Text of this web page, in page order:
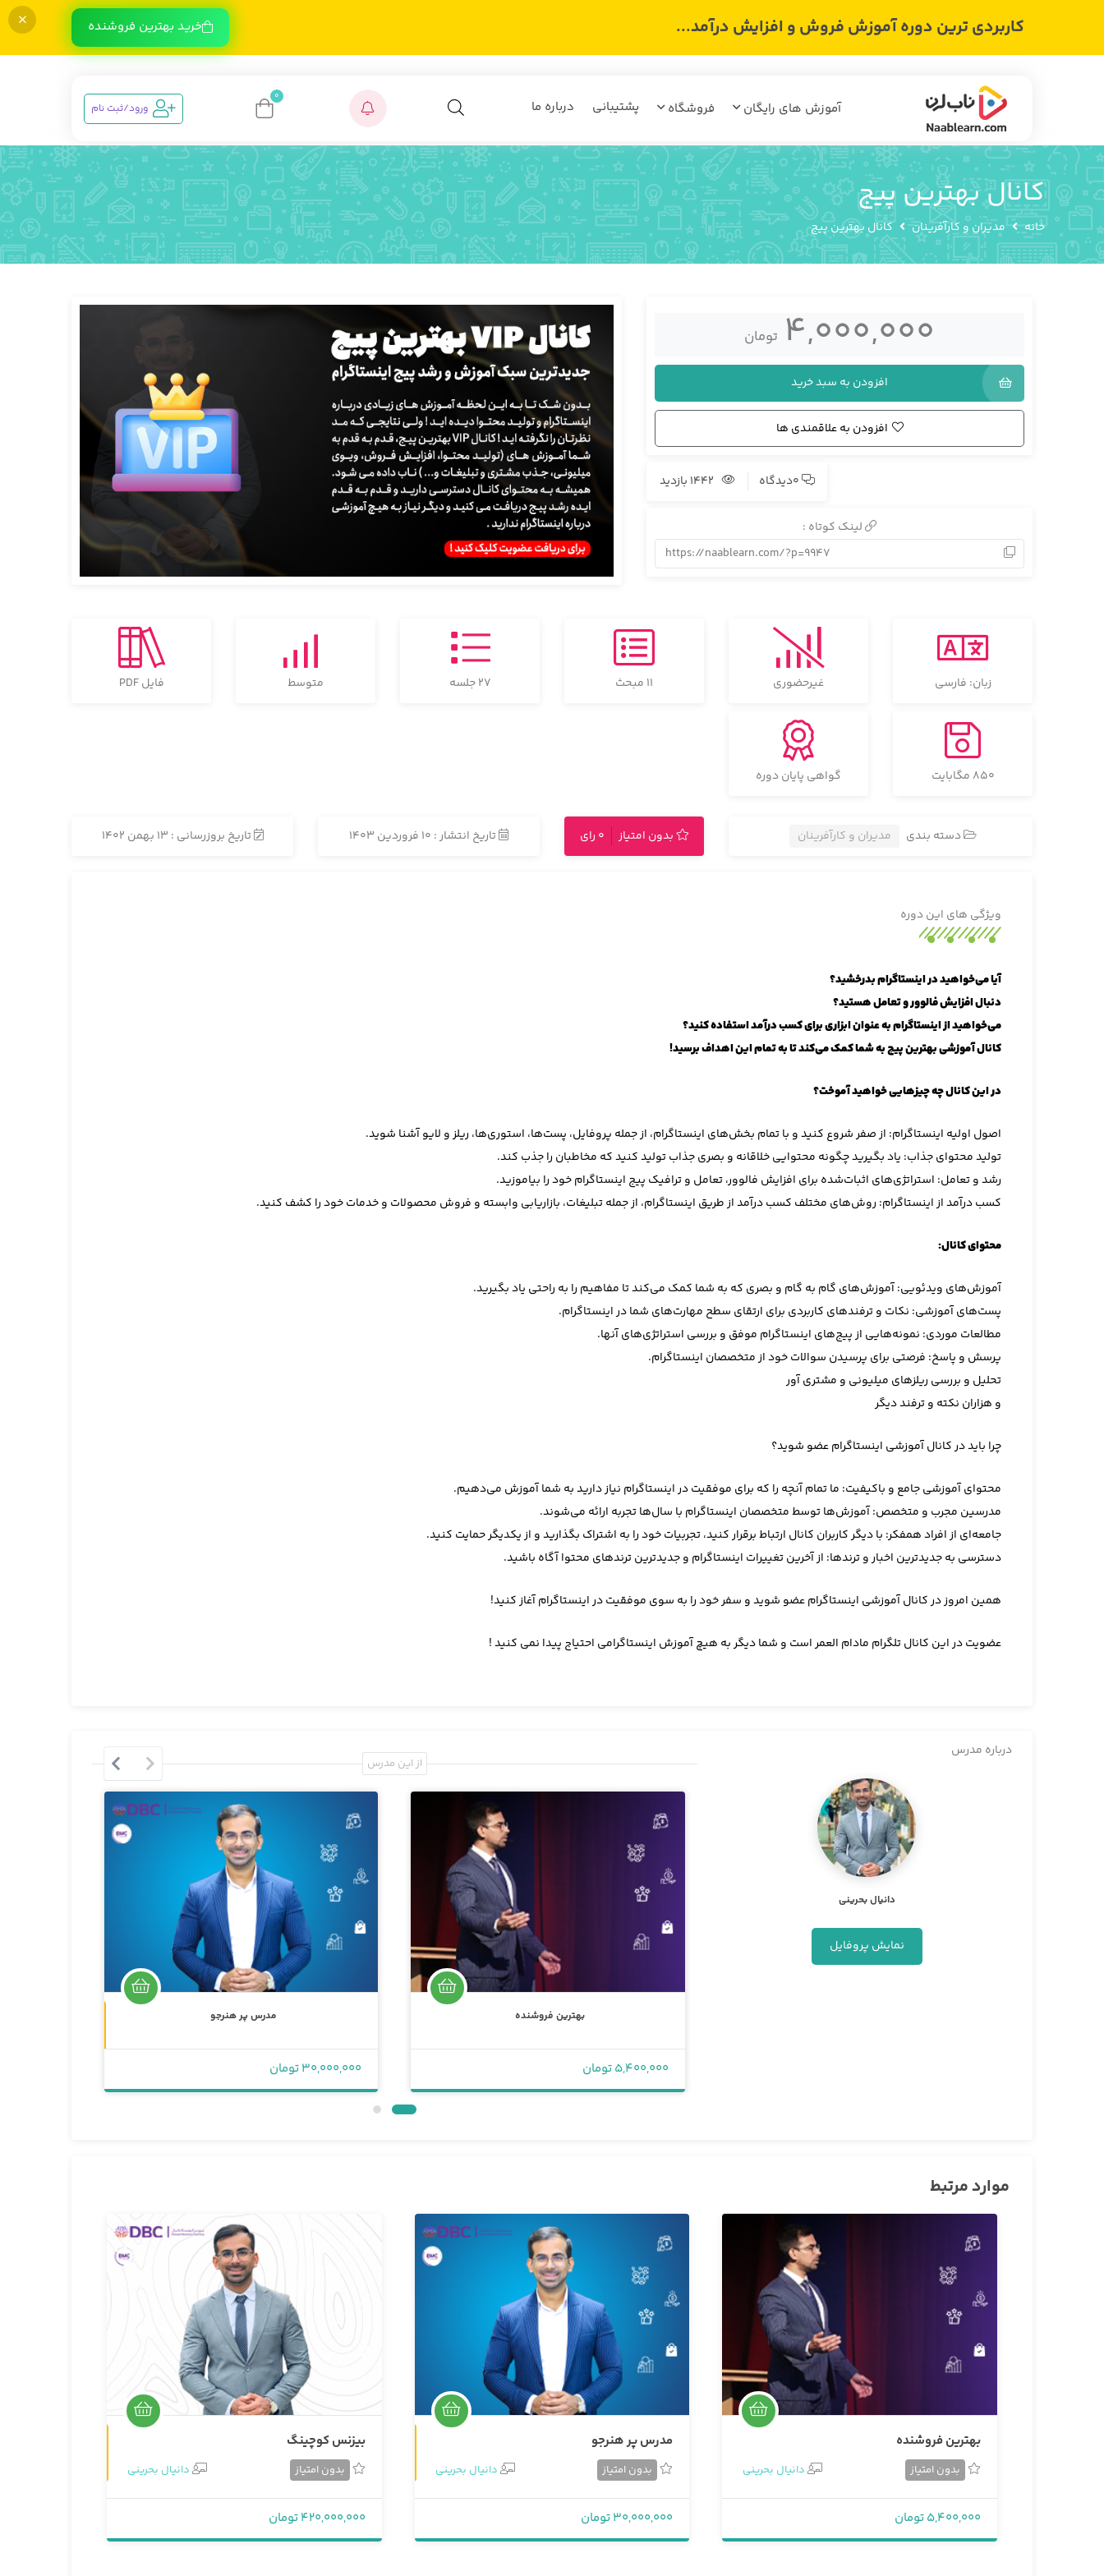
کاربردی ترین دوره آموزش فروش و افزایش درآمد... خرید بهترین فروشنده
آموزش های رایگان فروشگاه پشتیبانی درباره ما
0
ورود/ثبت نام
کانال بهترین پیج
خانه مدیران و کارآفرینان کانال بهترین پیج
4,000,000 تومان
افزودن به سبد خرید
افزودن به علاقمندی ها
0دیدگاه 1442 بازدید
لینک کوتاه :
https://naablearn.com/?p=9947
زبان: فارسی غیرحضوری 11 مبحث 27 جلسه متوسط فایل PDF
850 مگابایت گواهی پایان دوره
دسته بندی مدیران و کارآفرینان بدون امتیاز 0 رای تاریخ انتشار : 10 فروردین 1403 تاریخ بروزرسانی : 13 بهمن 1402
ویژگی های این دوره
آیا می‌خواهید در اینستاگرام بدرخشید؟
دنبال افزایش فالوور و تعامل هستید؟
می‌خواهید از اینستاگرام به عنوان ابزاری برای کسب درآمد استفاده کنید؟
کانال آموزشی بهترین پیج به شما کمک می‌کند تا به تمام این اهداف برسید!
در این کانال چه چیزهایی خواهید آموخت؟
اصول اولیه اینستاگرام: از صفر شروع کنید و با تمام بخش‌های اینستاگرام، از جمله پروفایل، پست‌ها، استوری‌ها، ریلز و لایو آشنا شوید.
تولید محتوای جذاب: یاد بگیرید چگونه محتوایی خلاقانه و بصری جذاب تولید کنید که مخاطبان را جذب کند.
رشد و تعامل: استراتژی‌های اثبات‌شده برای افزایش فالوور، تعامل و ترافیک پیج اینستاگرام خود را بیاموزید.
کسب درآمد از اینستاگرام: روش‌های مختلف کسب درآمد از طریق اینستاگرام، از جمله تبلیغات، بازاریابی وابسته و فروش محصولات و خدمات خود را کشف کنید.
محتوای کانال:
آموزش‌های ویدئویی: آموزش‌های گام به گام و بصری که به شما کمک می‌کند تا مفاهیم را به راحتی یاد بگیرید.
پست‌های آموزشی: نکات و ترفندهای کاربردی برای ارتقای سطح مهارت‌های شما در اینستاگرام.
مطالعات موردی: نمونه‌هایی از پیج‌های اینستاگرام موفق و بررسی استراتژی‌های آنها.
پرسش و پاسخ: فرصتی برای پرسیدن سوالات خود از متخصصان اینستاگرام.
تحلیل و بررسی ریلزهای میلیونی و مشتری آور
و هزاران نکته و ترفند دیگر
چرا باید در کانال آموزشی اینستاگرام عضو شوید؟
محتوای آموزشی جامع و باکیفیت: ما تمام آنچه را که برای موفقیت در اینستاگرام نیاز دارید به شما آموزش می‌دهیم.
مدرسین مجرب و متخصص: آموزش‌ها توسط متخصصان اینستاگرام با سال‌ها تجربه ارائه می‌شوند.
جامعه‌ای از افراد همفکر: با دیگر کاربران کانال ارتباط برقرار کنید، تجربیات خود را به اشتراک بگذارید و از یکدیگر حمایت کنید.
دسترسی به جدیدترین اخبار و ترندها: از آخرین تغییرات اینستاگرام و جدیدترین ترندهای محتوا آگاه باشید.
همین امروز در کانال آموزشی اینستاگرام عضو شوید و سفر خود را به سوی موفقیت در اینستاگرام آغاز کنید!
عضویت در این کانال تلگرام مادام العمر است و شما دیگر به هیچ آموزش اینستاگرامی احتیاج پیدا نمی کنید !
درباره مدرس
دانیال بحرینی
نمایش پروفایل
از این مدرس
بهترین فروشنده
5,400,000 تومان
مدرس پر هنرجو
30,000,000 تومان
موارد مرتبط
بهترین فروشنده
بدون امتیاز دانیال بحرینی
5,400,000 تومان
مدرس پر هنرجو
بدون امتیاز دانیال بحرینی
30,000,000 تومان
بیزنس کوچینگ
بدون امتیاز دانیال بحرینی
420,000,000 تومان